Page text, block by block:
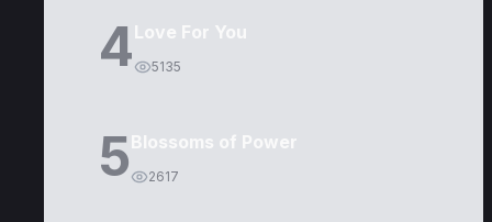
4Love For You
5135
5Blossoms of Power
2617